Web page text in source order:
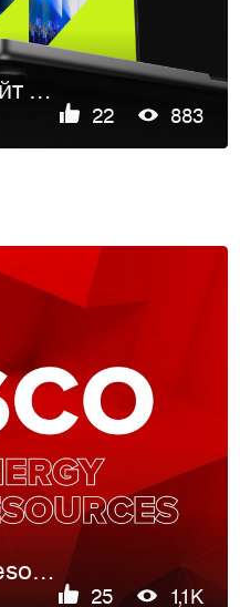
Корпоративный сайт «ИРИ»
22 883
PESCO Energy & Resources
25 1,1K